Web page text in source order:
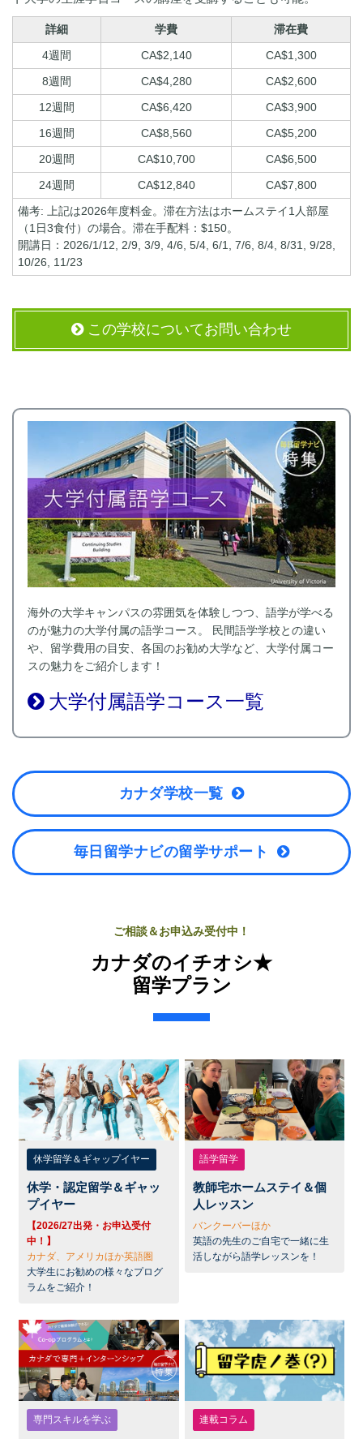
詳細 学費
滞在費
4週間
CA$2,140
CA$1,300
8週間
CA$4,280
CA$2,600
12週間
CA$6,420
CA$3,900
16週間
CA$8,560
CA$5,200
20週間
CA$10,700
CA$6,500
24週間
CA$12,840
CA$7,800
備考: 上記は2026年度料金。滞在方法はホームステイ1人部屋
（1日3食付）の場合。滞在手配料：$150。
開講日：2026/1/12, 2/9, 3/9, 4/6, 5/4, 6/1, 7/6, 8/4, 8/31, 9/28,
10/26, 11/23
この学校についてお問い合わせ
海外の大学キャンパスの雰囲気を体験しつつ、語学が学べる
のが魅力の大学付属の語学コース。 民間語学学校との違い
や、留学費用の目安、各国のお勧め大学など、大学付属コー
スの魅力をご紹介します！
大学付属語学コース一覧
カナダ学校一覧
毎日留学ナビの留学サポート
ご相談＆お申込み受付中！
カナダのイチオシ★
留学プラン
休学留学＆ギャップイヤー
休学・認定留学＆ギャッ
プイヤー
【2026/27出発・お申込受付
中！】
カナダ、アメリカほか英語圏
大学生にお勧めの様々なプログ
ラムをご紹介！
語学留学
教師宅ホームステイ＆個
人レッスン
バンクーバーほか
英語の先生のご自宅で一緒に生
活しながら語学レッスンを！
専門スキルを学ぶ 連載コラム